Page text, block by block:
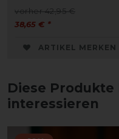
vorher 42,95 €
38,65 € *
ARTIKEL MERKEN
Diese
interessieren